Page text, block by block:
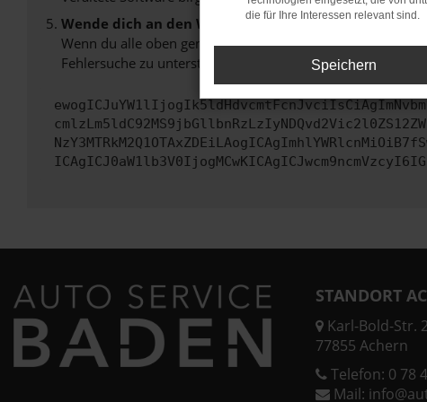
Wende dich an den Webseitenbetreiber.
Wenn du alle oben genannten Schritte versucht hast,
Fehlersuche zu unterstützen:
STANDORT
Karl-Bold-Str.
77855 Achern
Telefon: 0 78
Mail:
die für Ihre Interessen relevant sind.
Speichern